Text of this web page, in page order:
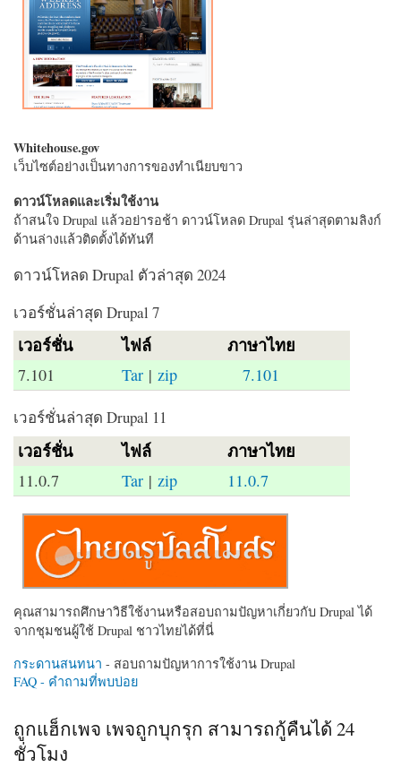
Whitehouse.gov
เว็บไซต์อย่างเป็นทางการของทำเนียบขาว
ดาวน์โหลดและเริ่มใช้งาน
ถ้าสนใจ Drupal แล้วอย่ารอช้า ดาวน์โหลด Drupal รุ่นล่าสุดตามลิงก์
ด้านล่างแล้วติดตั้งได้ทันที
ดาวน์โหลด Drupal ตัวล่าสุด 2024
เวอร์ชั่นล่าสุด Drupal 7
เวอร์ชั่น ไฟล์ ภาษาไทย
7.101 Tar |zip 7.101
เวอร์ชั่นล่าสุด Drupal 11
เวอร์ชั่น ไฟล์ ภาษาไทย
11.0.7 Tar | zip 11.0.7
คุณสามารถศึกษาวิธีใช้งานหรือสอบถามปัญหาเกี่ยวกับ Drupal ได้
จากชุมชนผู้ใช้ Drupal ชาวไทยได้ที่นี่
กระดานสนทนา - สอบถามปัญหาการใช้งาน Drupal
FAQ - คำถามที่พบบ่อย
ถูกแฮ็กเพจ เพจถูกบุกรุก สามารถกู้คืนได้ 24
ชั่วโมง